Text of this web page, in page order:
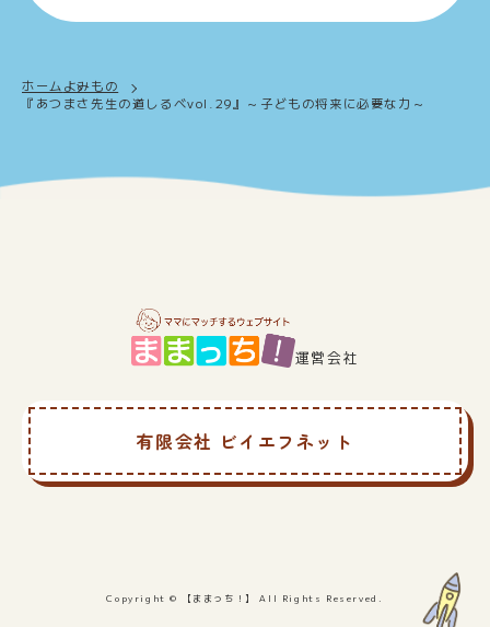
ホーム よみもの
『あつまさ先生の道しるべvol.29』～子どもの将来に必要な力～
運営会社
有限会社 ビイエフネット
Copyright © 【ままっち！】 All Rights Reserved.